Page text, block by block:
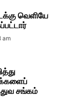
வெளியே
am
சங்கம்